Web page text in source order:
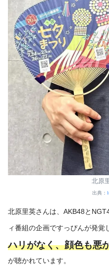
北原
出典：
北原里英さんは、AKB48と
ィ番組の企画ですっぴんが発覚
ハリがなく、顔色も悪
が聴かれています。